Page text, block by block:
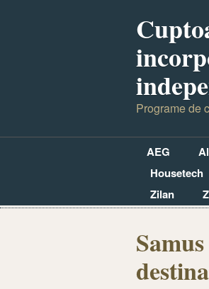
Programe de
AEG
Housetech
Zilan